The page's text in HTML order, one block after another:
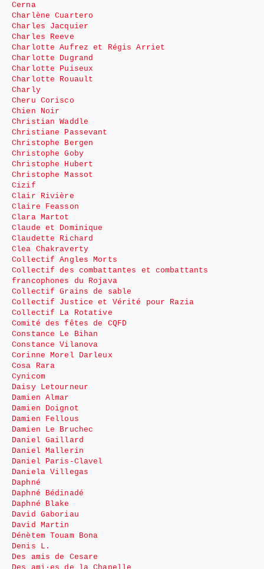
Cerna
Charlène Cuartero
Charles Jacquier
Charles Reeve
Charlotte Aufrez et Régis Arriet
Charlotte Dugrand
Charlotte Puiseux
Charlotte Rouault
Charly
Cheru Corisco
Chien Noir
Christian Waddle
Christiane Passevant
Christophe Bergen
Christophe Goby
Christophe Hubert
Christophe Massot
Cizif
Clair Rivière
Claire Feasson
Clara Martot
Claude et Dominique
Claudette Richard
Clea Chakraverty
Collectif Angles Morts
Collectif des combattantes et combattants
francophones du Rojava
Collectif Grains de sable
Collectif Justice et Vérité pour Razia
Collectif La Rotative
Comité des fêtes de CQFD
Constance Le Bihan
Constance Vilanova
Corinne Morel Darleux
Cosa Rara
Cynicom
Daisy Letourneur
Damien Almar
Damien Doignot
Damien Fellous
Damien Le Bruchec
Daniel Gaillard
Daniel Mallerin
Daniel Paris-Clavel
Daniela Villegas
Daphné
Daphné Bédinadé
Daphné Blake
David Gaboriau
David Martin
Dénètem Touam Bona
Denis L.
Des amis de Cesare